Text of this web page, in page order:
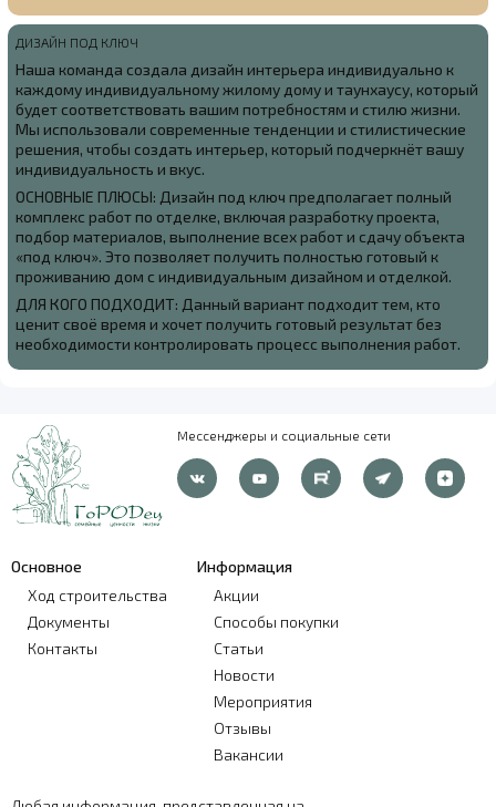
ДИЗАЙН ПОД КЛЮЧ
Наша команда создала дизайн интерьера индивидуально к
каждому индивидуальному жилому дому и таунхаусу, который
будет соответствовать вашим потребностям и стилю жизни.
Мы использовали современные тенденции и стилистические
решения, чтобы создать интерьер, который подчеркнёт вашу
индивидуальность и вкус.
ОСНОВНЫЕ ПЛЮСЫ: Дизайн под ключ предполагает полный
комплекс работ по отделке, включая разработку проекта,
подбор материалов, выполнение всех работ и сдачу объекта
«под ключ». Это позволяет получить полностью готовый к
проживанию дом с индивидуальным дизайном и отделкой.
ДЛЯ КОГО ПОДХОДИТ: Данный вариант подходит тем, кто
ценит своё время и хочет получить готовый результат без
необходимости контролировать процесс выполнения работ.
Мессенджеры и социальные сети
Основное
Ход строительства
Документы
Контакты
Информация
Акции
Способы покупки
Статьи
Новости
Мероприятия
Отзывы
Вакансии